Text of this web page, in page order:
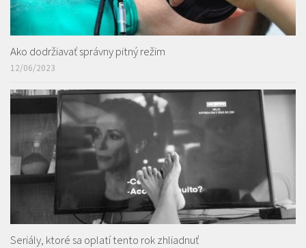
Ako dodržiavať správny pitný režim
12/06/2023
Seriály, ktoré sa oplatí tento rok zhliadnuť